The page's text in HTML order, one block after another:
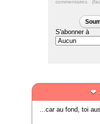
commentaires.
S'abonner à
❤
...car au fond, toi